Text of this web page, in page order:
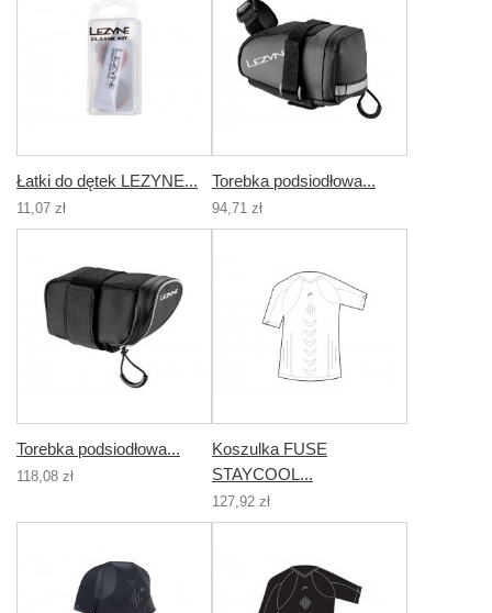
Łatki do dętek LEZYNE...
11,07 zł
Torebka podsiodłowa...
94,71 zł
Torebka podsiodłowa...
118,08 zł
Koszulka FUSE
STAYCOOL...
127,92 zł